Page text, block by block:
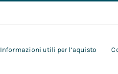
Informazioni utili per l’aquisto